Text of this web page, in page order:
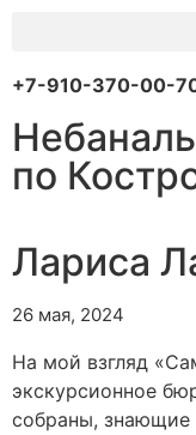
+7-910-370-00-
по
Лариса
26 мая, 2024
На мой взгляд
экскурсионное
собраны, знающие